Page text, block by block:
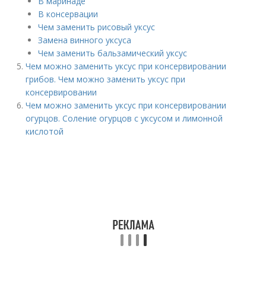
В консервации
Чем заменить рисовый уксус
Замена винного уксуса
Чем заменить бальзамический уксус
Чем можно заменить уксус при консервировании
грибов. Чем можно заменить уксус при
консервировании
Чем можно заменить уксус при консервировании
огурцов. Соление огурцов с уксусом и лимонной
кислотой